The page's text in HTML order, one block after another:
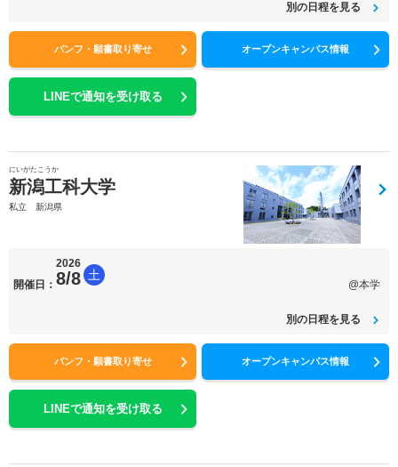
別の日程を見る
パンフ・願書取り寄せ オープンキャンパス情報
LINEで通知を受け取る
にいがたこうか
新潟工科大学
私立 新潟県
開催日：
2026
8/8 土
@本学
別の日程を見る
パンフ・願書取り寄せ オープンキャンパス情報
LINEで通知を受け取る